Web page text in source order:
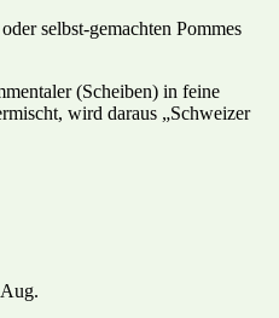
selbst-gemachten Pommes
(Scheiben) in feine
wird daraus „Schweizer
Aug.